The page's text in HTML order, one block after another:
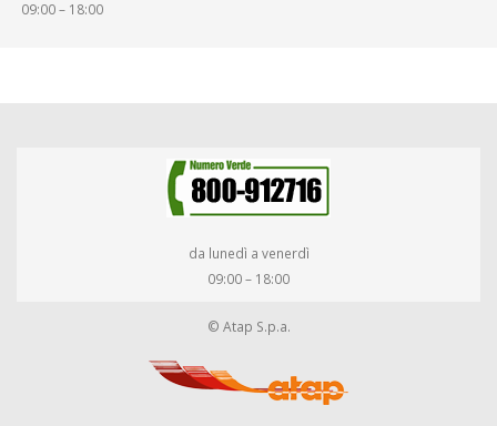
09:00 – 18:00
da lunedì a venerdì
09:00 – 18:00
© Atap S.p.a.